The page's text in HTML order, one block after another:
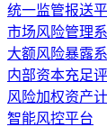
统一监管报送
市场风险管理
大额风险暴露
内部资本充足
风险加权资产
智能风控平台